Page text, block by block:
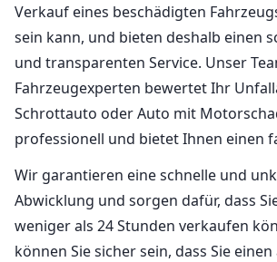
Verkauf eines beschädigten
sein kann, und bieten deshalb einen
und transparenten Service. Unser
Fahrzeugexperten bewertet Ihr
Schrottauto oder Auto mit
professionell und bietet Ihnen einen
Wir garantieren eine schnelle und
Abwicklung und sorgen dafür, dass
weniger als 24 Stunden verkaufen
können Sie sicher sein, dass Sie